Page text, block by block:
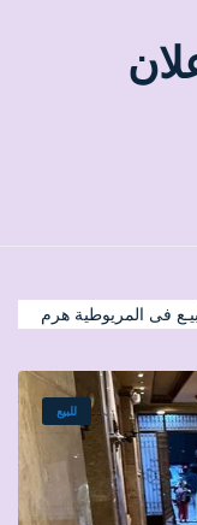
فى المريوطية هرم
للبيع